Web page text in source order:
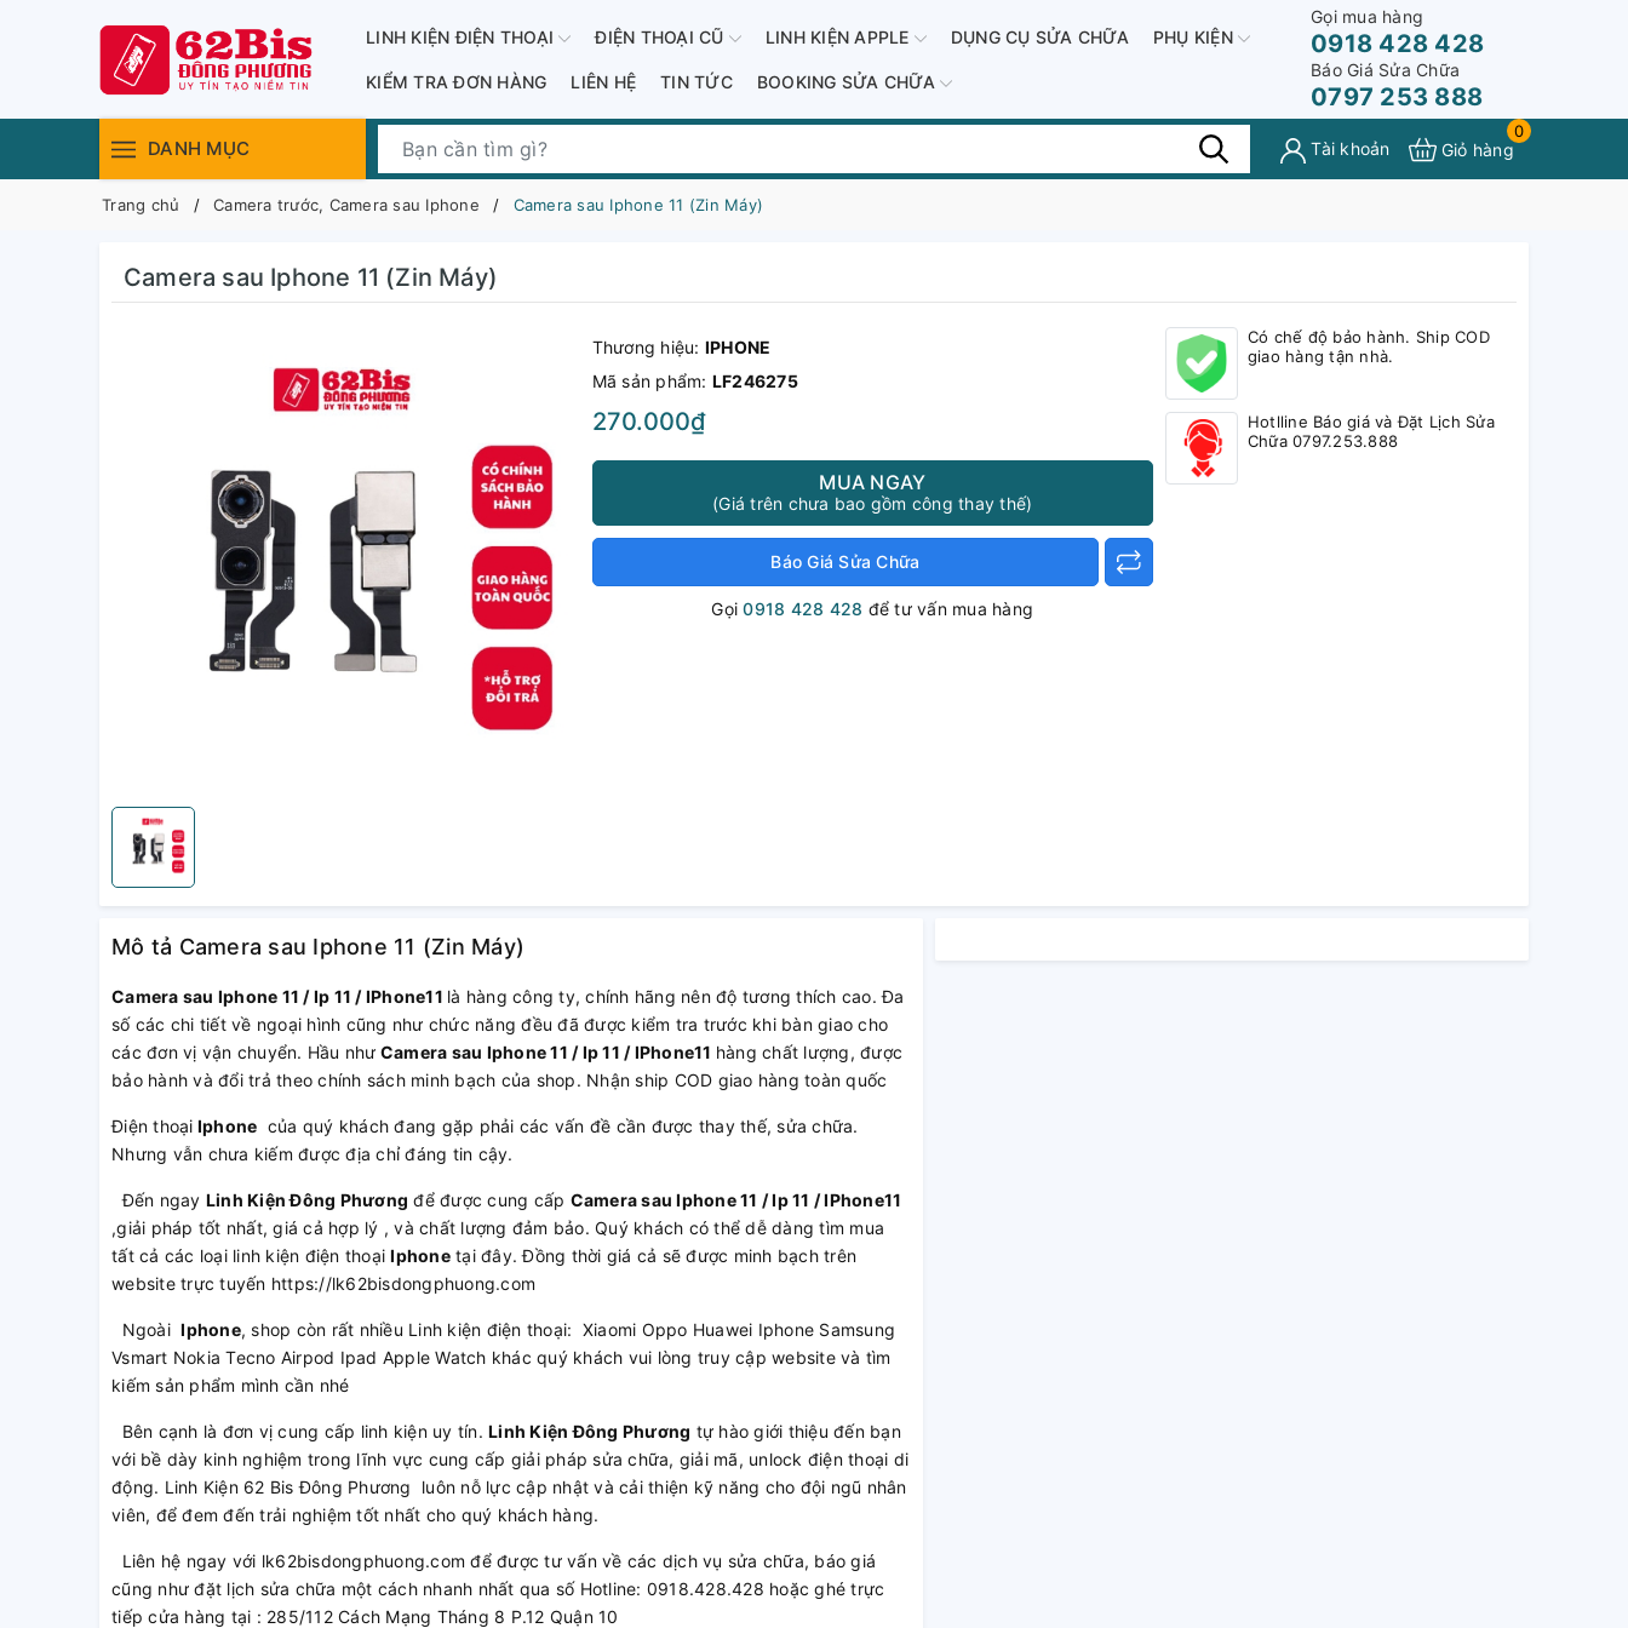
LINH KIỆN ĐIỆN THOẠI ĐIỆN THOẠI CŨ LINH KIỆN APPLE DỤNG CỤ SỬA CHỮA PHỤ KIỆN
KIỂM TRA ĐƠN HÀNG LIÊN HỆ TIN TỨC BOOKING SỬA CHỮA
Gọi mua hàng
0918 428 428
Báo Giá Sửa Chữa
0797 253 888
DANH MỤC Tài khoản
0
Giỏ hàng
Trang chủ Camera trước, Camera sau Iphone Camera sau Iphone 11 (Zin Máy)
Camera sau Iphone 11 (Zin Máy)
Thương hiệu: IPHONE
Mã sản phẩm: LF246275
270.000₫
MUA NGAY
(Giá trên chưa bao gồm công thay thế)
Báo Giá Sửa Chữa
Gọi0918 428 428 để tư vấn mua hàng
Có chế độ bảo hành. Ship COD
giao hàng tận nhà.
Hotlline Báo giá và Đặt Lịch Sửa
Chữa 0797.253.888
Mô tả Camera sau Iphone 11 (Zin Máy)
Camera sau Iphone 11 / Ip 11 / IPhone11 là hàng công ty, chính hãng nên độ tương thích cao. Đa
số các chi tiết về ngoại hình cũng như chức năng đều đã được kiểm tra trước khi bàn giao cho
các đơn vị vận chuyển. Hầu như Camera sau Iphone 11 / Ip 11 / IPhone11 hàng chất lượng, được
bảo hành và đổi trả theo chính sách minh bạch của shop. Nhận ship COD giao hàng toàn quốc
Điện thoại Iphone của quý khách đang gặp phải các vấn đề cần được thay thế, sửa chữa.
Nhưng vẫn chưa kiếm được địa chỉ đáng tin cậy.
Đến ngay Linh Kiện Đông Phương để được cung cấp Camera sau Iphone 11 / Ip 11 / IPhone11
,giải pháp tốt nhất, giá cả hợp lý , và chất lượng đảm bảo. Quý khách có thể dễ dàng tìm mua
tất cả các loại linh kiện điện thoạiIphonetại đây. Đồng thời giá cả sẽ được minh bạch trên
website trực tuyến https://lk62bisdongphuong.com
NgoàiIphone, shop còn rất nhiều Linh kiện điện thoại: Xiaomi Oppo Huawei Iphone Samsung
Vsmart Nokia Tecno Airpod Ipad Apple Watch khác quý khách vui lòng truy cập website và tìm
kiếm sản phẩm mình cần nhé
Bên cạnh là đơn vị cung cấp linh kiện uy tín. Linh Kiện Đông Phương tự hào giới thiệu đến bạn
với bề dày kinh nghiệm trong lĩnh vực cung cấp giải pháp sửa chữa, giải mã, unlock điện thoại di
động. Linh Kiện 62 Bis Đông Phương luôn nỗ lực cập nhật và cải thiện kỹ năng cho đội ngũ nhân
viên, để đem đến trải nghiệm tốt nhất cho quý khách hàng.
Liên hệ ngay với lk62bisdongphuong.com để được tư vấn về các dịch vụ sửa chữa, báo giá
cũng như đặt lịch sửa chữa một cách nhanh nhất qua số Hotline: 0918.428.428 hoặc ghé trực
tiếp cửa hàng tại : 285/112 Cách Mạng Tháng 8 P.12 Quận 10